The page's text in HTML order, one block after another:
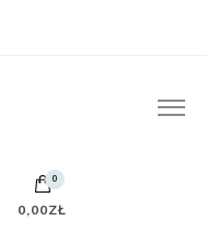
0
0,00ZŁ